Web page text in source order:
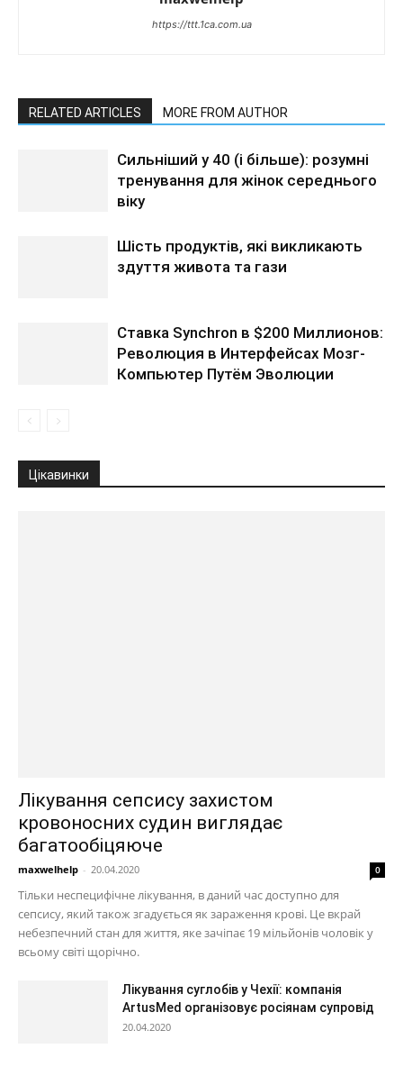
https://ttt.1ca.com.ua
RELATED ARTICLES MORE FROM AUTHOR
Сильніший у 40 (і більше): розумні
тренування для жінок середнього
віку
Шість продуктів, які викликають
здуття живота та гази
Ставка Synchron в $200 Миллионов:
Революция в Интерфейсах Мозг-
Компьютер Путём Эволюции
Цікавинки
Лікування сепсису захистом
кровоносних судин виглядає
багатообіцяюче
maxwelhelp - 20.04.2020 0
Тільки неспецифічне лікування, в даний час доступно для
сепсису, який також згадується як зараження крові. Це вкрай
небезпечний стан для життя, яке зачіпає 19 мільйонів чоловік у
всьому світі щорічно.
Лікування суглобів у Чехії: компанія
ArtusMed організовує росіянам супровід
20.04.2020